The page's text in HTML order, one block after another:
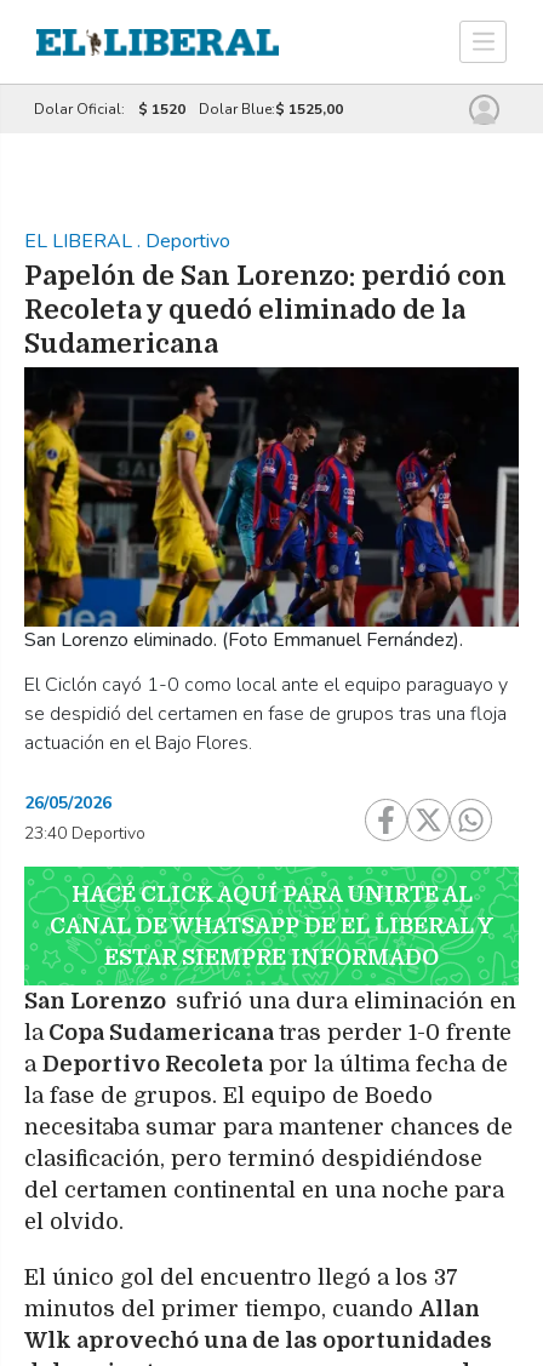
Dolar Oficial: $ 1520 Dolar Blue:$ 1525,00
EL LIBERAL. Deportivo
Papelón de San Lorenzo: perdió con
Recoleta y quedó eliminado de la
Sudamericana
El Ciclón cayó 1-0 como local ante el equipo paraguayo y
se despidió del certamen en fase de grupos tras una floja
actuación en el Bajo Flores.
San Lorenzo eliminado. (Foto Emmanuel Fernández).
26/05/2026
23:40 Deportivo
HACÉ CLICK AQUÍ PARA UNIRTE AL
CANAL DE WHATSAPP DE EL LIBERAL Y
ESTAR SIEMPRE INFORMADO
San Lorenzo sufrió una dura eliminación en
laCopa Sudamericana tras perder 1-0 frente
a Deportivo Recoleta por la última fecha de
la fase de grupos. El equipo de Boedo
necesitaba sumar para mantener chances de
clasificación, pero terminó despidiéndose
del certamen continental en una noche para
el olvido.
El único gol del encuentro llegó a los 37
minutos del primer tiempo, cuando Allan
Wlk aprovechó una de las oportunidades